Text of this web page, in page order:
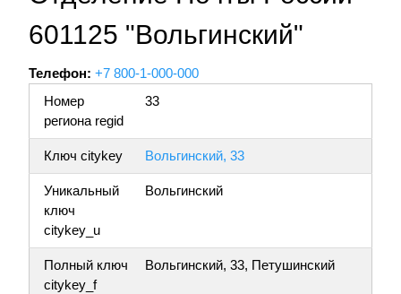
601125 "Вольгинский"
Телефон: +7 800-1-000-000
Номер
региона regid
33
Ключ citykey Вольгинский, 33
Уникальный
ключ
citykey_u
Вольгинский
Полный ключ
citykey_f
Вольгинский, 33, Петушинский